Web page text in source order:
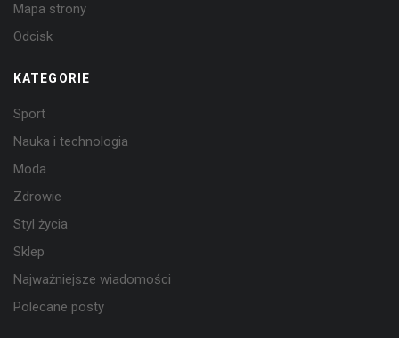
Mapa strony
Odcisk
KATEGORIE
Sport
Nauka i technologia
Moda
Zdrowie
Styl życia
Sklep
Najważniejsze wiadomości
Polecane posty